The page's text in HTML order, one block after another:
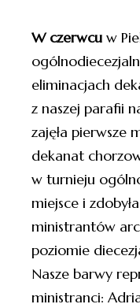
W czerwcu w
eliminacjach
z naszej parafii
zajęła pierwsze
dekanat
w turnieju
miejsce i
ministrantów
poziomie
Nasze barwy
ministranci: